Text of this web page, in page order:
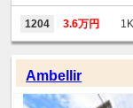
1204 3.6万円 1K
Ambellir